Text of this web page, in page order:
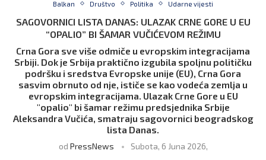
Balkan Društvo Politika Udarne vijesti
SAGOVORNICI LISTA DANAS: ULAZAK CRNE GORE U EU
“OPALIO” BI ŠAMAR VUČIĆEVOM REŽIMU
Crna Gora sve više odmiče u evropskim integracijama
Srbiji. Dok je Srbija praktično izgubila spoljnu političku
podršku i sredstva Evropske unije (EU), Crna Gora
sasvim obrnuto od nje, ističe se kao vodeća zemlja u
evropskim integracijama. Ulazak Crne Gore u EU
"opalio" bi šamar režimu predsjednika Srbije
Aleksandra Vučića, smatraju sagovornici beogradskog
lista Danas.
od PressNews Subota, 6 Juna 2026,